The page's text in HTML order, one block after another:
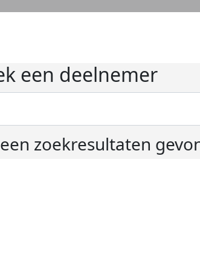
een deelnemer
zoekresultaten